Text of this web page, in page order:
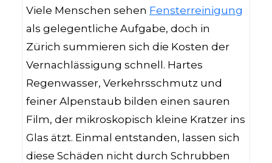
Viele Menschen sehen Fensterreinigung
als gelegentliche Aufgabe, doch in
Zürich summieren sich die Kosten der
Vernachlässigung schnell. Hartes
Regenwasser, Verkehrsschmutz und
feiner Alpenstaub bilden einen sauren
Film, der mikroskopisch kleine Kratzer ins
Glas ätzt. Einmal entstanden, lassen sich
diese Schäden nicht durch Schrubben